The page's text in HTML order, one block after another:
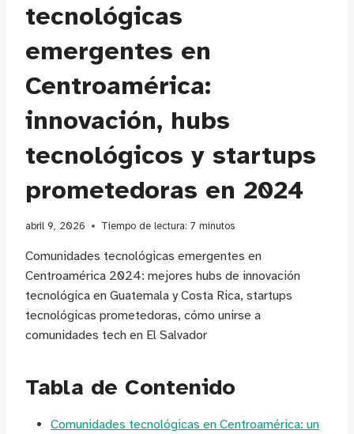
tecnológicas
emergentes en
Centroamérica:
innovación, hubs
tecnológicos y startups
prometedoras en 2024
abril 9, 2026 Tiempo de lectura: 7 minutos
Comunidades tecnológicas emergentes en
Centroamérica 2024: mejores hubs de innovación
tecnológica en Guatemala y Costa Rica, startups
tecnológicas prometedoras, cómo unirse a
comunidades tech en El Salvador
Tabla de Contenido
Comunidades tecnológicas en Centroamérica: un